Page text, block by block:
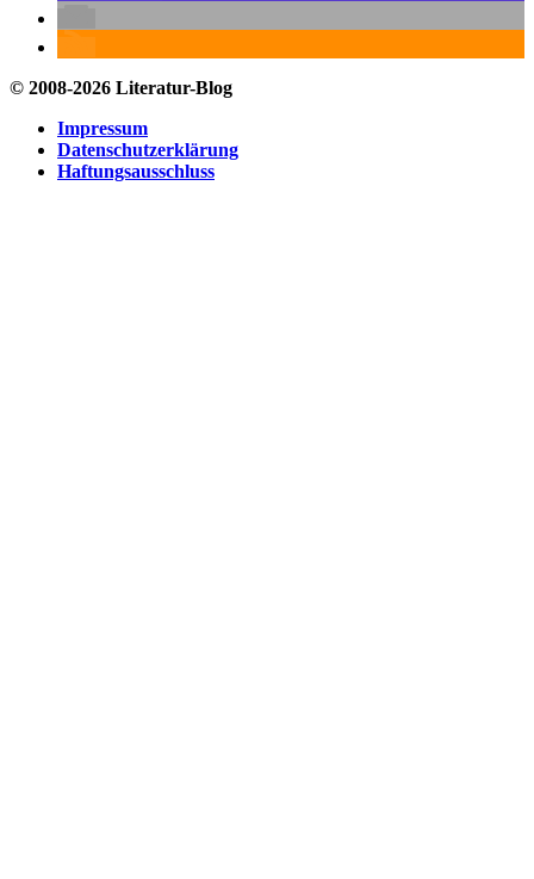
© 2008-2026 Literatur-Blog
Impressum
Datenschutzerklärung
Haftungsausschluss